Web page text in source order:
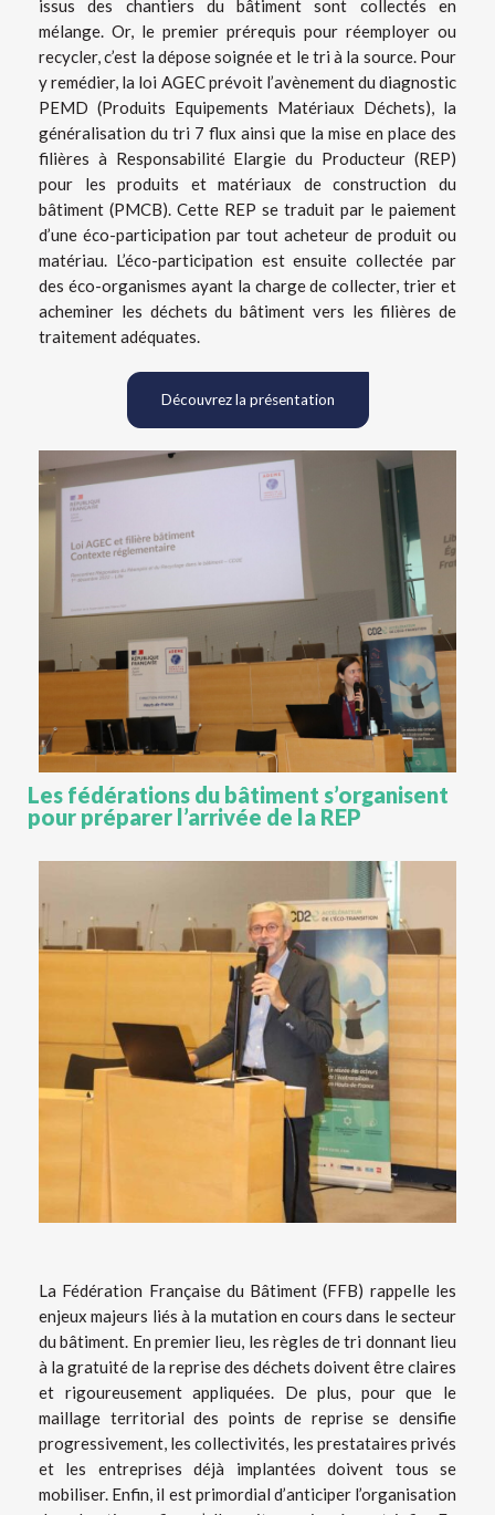
issus des chantiers du bâtiment sont collectés en
mélange. Or, le premier prérequis pour réemployer ou
recycler, c’est la dépose soignée et le tri à la source. Pour
y remédier, la loi AGEC prévoit l’avènement du diagnostic
PEMD (Produits Equipements Matériaux Déchets), la
généralisation du tri 7 flux ainsi que la mise en place des
filières à Responsabilité Elargie du Producteur (REP)
pour les produits et matériaux de construction du
bâtiment (PMCB). Cette REP se traduit par le paiement
d’une éco-participation par tout acheteur de produit ou
matériau. L’éco-participation est ensuite collectée par
des éco-organismes ayant la charge de collecter, trier et
acheminer les déchets du bâtiment vers les filières de
traitement adéquates.
Découvrez la présentation
Les fédérations du bâtiment s’organisent
pour préparer l’arrivée de la REP
La Fédération Française du Bâtiment (FFB) rappelle les
enjeux majeurs liés à la mutation en cours dans le secteur
du bâtiment. En premier lieu, les règles de tri donnant lieu
à la gratuité de la reprise des déchets doivent être claires
et rigoureusement appliquées. De plus, pour que le
maillage territorial des points de reprise se densifie
progressivement, les collectivités, les prestataires privés
et les entreprises déjà implantées doivent tous se
mobiliser. Enfin, il est primordial d’anticiper l’organisation